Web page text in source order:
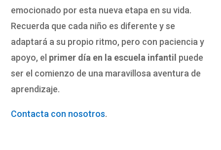
emocionado por esta nueva etapa en su vida.
Recuerda que cada niño es diferente y se
adaptará a su propio ritmo, pero con paciencia y
apoyo, el primer día en la escuela infantil puede
ser el comienzo de una maravillosa aventura de
aprendizaje.
Contacta con nosotros.